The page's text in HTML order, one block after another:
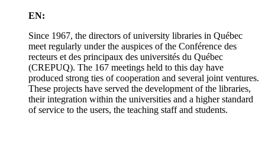
EN:
Since 1967, the directors of university libraries in Québec
meet regularly under the auspices of the Conférence des
recteurs et des principaux des universités du Québec
(CREPUQ). The 167 meetings held to this day have
produced strong ties of cooperation and several joint ventures.
These projects have served the development of the libraries,
their integration within the universities and a higher standard
of service to the users, the teaching staff and students.